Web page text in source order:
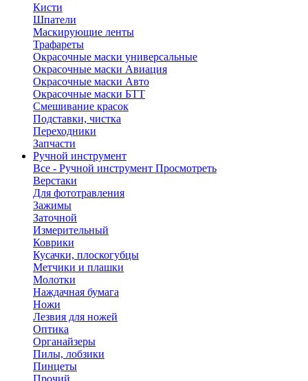
Кисти
Шпатели
Маскирующие ленты
Трафареты
Окрасочные маски универсальные
Окрасочные маски Авиация
Окрасочные маски Авто
Окрасочные маски БТТ
Смешивание красок
Подставки, чистка
Переходники
Запчасти
Ручной инструмент
Все - Ручной инструмент Просмотреть
Верстаки
Для фототравления
Зажимы
Заточной
Измерительный
Коврики
Кусачки, плоскогубцы
Метчики и плашки
Молотки
Наждачная бумага
Ножи
Лезвия для ножей
Оптика
Органайзеры
Пилы, лобзики
Пинцеты
Прочий